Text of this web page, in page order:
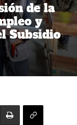
de la
y
Subsidio